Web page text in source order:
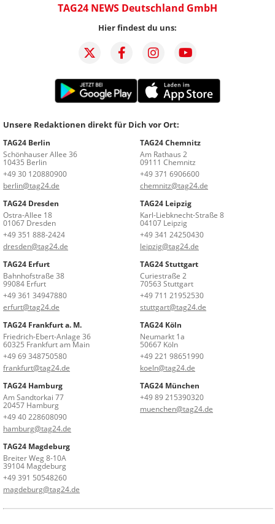
TAG24 NEWS Deutschland GmbH
Hier findest du uns:
Unsere Redaktionen direkt für Dich vor Ort:
TAG24 Berlin
Schönhauser Allee 36
10435 Berlin
+49 30 120880900
berlin@tag24.de
TAG24 Chemnitz
Am Rathaus 2
09111 Chemnitz
+49 371 6906600
chemnitz@tag24.de
TAG24 Dresden
Ostra-Allee 18
01067 Dresden
+49 351 888-2424
dresden@tag24.de
TAG24 Leipzig
Karl-Liebknecht-Straße 8
04107 Leipzig
+49 341 24250430
leipzig@tag24.de
TAG24 Erfurt
Bahnhofstraße 38
99084 Erfurt
+49 361 34947880
erfurt@tag24.de
TAG24 Stuttgart
Curiestraße 2
70563 Stuttgart
+49 711 21952530
stuttgart@tag24.de
TAG24 Frankfurt a. M.
Friedrich-Ebert-Anlage 36
60325 Frankfurt am Main
+49 69 348750580
frankfurt@tag24.de
TAG24 Köln
Neumarkt 1a
50667 Köln
+49 221 98651990
koeln@tag24.de
TAG24 Hamburg
Am Sandtorkai 77
20457 Hamburg
+49 40 228608090
hamburg@tag24.de
TAG24 München
+49 89 215390320
muenchen@tag24.de
TAG24 Magdeburg
Breiter Weg 8-10A
39104 Magdeburg
+49 391 50548260
magdeburg@tag24.de